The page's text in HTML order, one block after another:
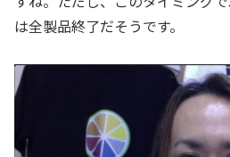
は全製品終了だそうです。